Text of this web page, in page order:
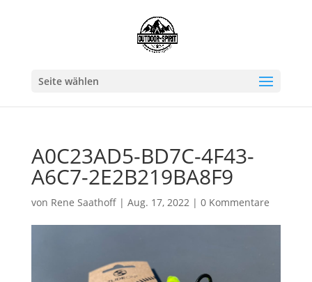
Seite wählen
A0C23AD5-BD7C-4F43-
A6C7-2E2B219BA8F9
von Rene Saathoff| Aug. 17, 2022| 0 Kommentare